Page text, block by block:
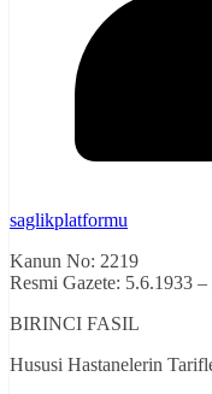
saglikplatformu
Kanun No: 2219
Resmi Gazete: 5.6.1933 –
BIRINCI FASIL
Hususi Hastanelerin